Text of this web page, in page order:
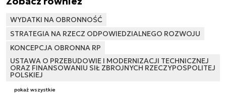
WYDATKI NA OBRONNOŚĆ
STRATEGIA NA RZECZ ODPOWIEDZIALNEGO ROZWOJU
KONCEPCJA OBRONNA RP
USTAWA O PRZEBUDOWIE I MODERNIZACJI TECHNICZNEJ
ORAZ FINANSOWANIU SIŁ ZBROJNYCH RZECZYPOSPOLITEJ
POLSKIEJ
pokaż wszystkie